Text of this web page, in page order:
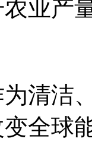
业产
清洁
全球